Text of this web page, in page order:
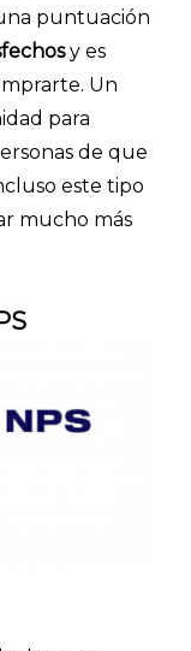
puntuación
y es
Un
para
de que
este tipo
mucho más